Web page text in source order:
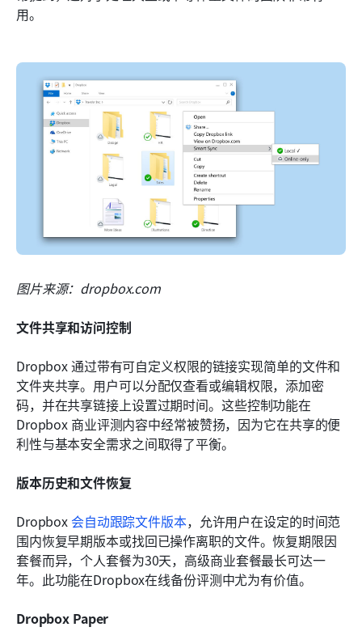
用。
图片来源：dropbox.com
文件共享和访问控制
Dropbox 通过带有可自定义权限的链接实现简单的文件和
文件夹共享。用户可以分配仅查看或编辑权限，添加密
码，并在共享链接上设置过期时间。这些控制功能在
Dropbox 商业评测内容中经常被赞扬，因为它在共享的便
利性与基本安全需求之间取得了平衡。
版本历史和文件恢复
Dropbox 会自动跟踪文件版本，允许用户在设定的时间范
围内恢复早期版本或找回已操作离职的文件。恢复期限因
套餐而异，个人套餐为30天，高级商业套餐最长可达一
年。此功能在Dropbox在线备份评测中尤为有价值。
Dropbox Paper